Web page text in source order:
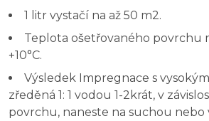
1 litr vystačí na až 50 m2.
Teplota ošetřovaného povrchu
+10°C.
Výsledek Impregnace s
zředěná 1: 1 vodou 1-2krát, v
povrchu, naneste na suchou